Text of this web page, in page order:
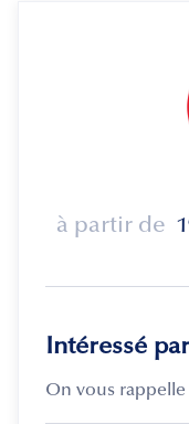
à partir de
Intéressé
On vous